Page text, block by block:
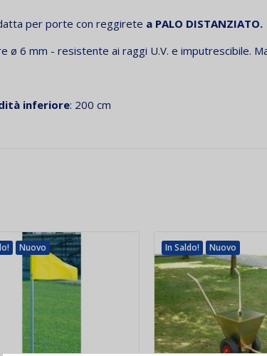
per porte con reggirete a PALO DISTANZIATO.
ø 6 mm - resistente ai raggi U.V. e imputrescibile.
inferiore: 200 cm
Nuovo In Saldo! Nuovo